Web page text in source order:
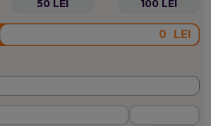
50 LEI 100 LEI
LEI